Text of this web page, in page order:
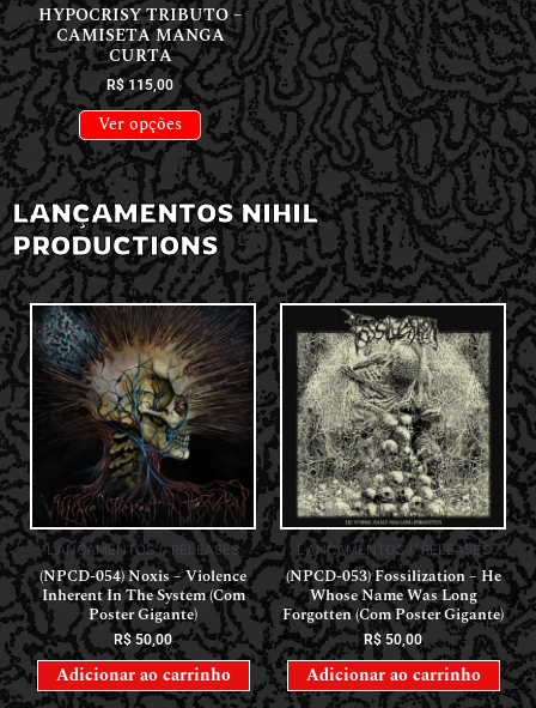
HYPOCRISY TRIBUTO –
CAMISETA MANGA
CURTA
R$115,00
Ver opções
LANÇAMENTOS NIHIL
PRODUCTIONS
LANÇAMENTOS // RELEASES
(NPCD-054) Noxis – Violence
Inherent In The System (Com
Poster Gigante)
R$50,00
Adicionar ao carrinho
LANÇAMENTOS // RELEASES
(NPCD-053) Fossilization – He
Whose Name Was Long
Forgotten (Com Poster Gigante)
R$ 50,00
Adicionar ao carrinho